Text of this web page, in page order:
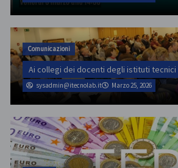
Comunicazioni
Ai collegi dei docenti degli istituti tecnici
sysadmin@itecnolab.it Marzo 25, 2026